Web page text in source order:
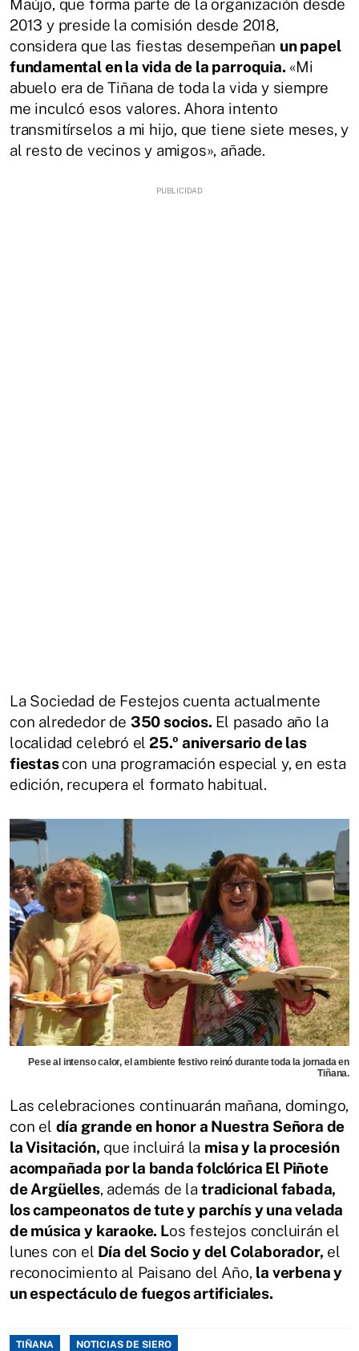
Maújo, que forma parte de la organización desde
2013 y preside la comisión desde 2018,
considera que las fiestas desempeñan un papel
fundamental en la vida de la parroquia. «Mi
abuelo era de Tiñana de toda la vida y siempre
me inculcó esos valores. Ahora intento
transmitírselos a mi hijo, que tiene siete meses, y
al resto de vecinos y amigos», añade.
La Sociedad de Festejos cuenta actualmente
con alrededor de 350 socios. El pasado año la
localidad celebró el 25.º aniversario de las
fiestascon una programación especial y, en esta
edición, recupera el formato habitual.
Pese al intenso calor, el ambiente festivo reinó durante toda la jornada en
Tiñana.
Las celebraciones continuarán mañana, domingo,
con el día grande en honor a Nuestra Señora de
la Visitación, que incluirá la misa y la procesión
acompañada por la banda folclórica El Piñote
de Argüelles, además de la tradicional fabada,
los campeonatos de tute y parchís y una velada
de música y karaoke. Los festejos concluirán el
lunes con el Día del Socio y del Colaborador, el
reconocimiento al Paisano del Año, la verbena y
un espectáculo de fuegos artificiales.
TIÑANA NOTICIAS DE SIERO